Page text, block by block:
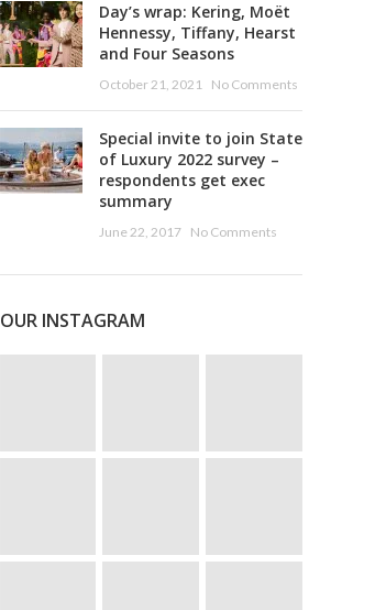
Day’s wrap: Kering, Moët
Hennessy, Tiffany, Hearst
and Four Seasons
October 21, 2021 No Comments
Special invite to join State
of Luxury 2022 survey –
respondents get exec
summary
June 22, 2017 No Comments
OUR INSTAGRAM